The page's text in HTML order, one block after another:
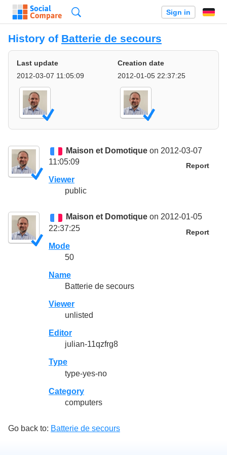
Sign in
History of Batterie de secours
Last update
2012-03-07 11:05:09
Creation date
2012-01-05 22:37:25
Maison et Domotique on 2012-03-07
11:05:09
Report
Viewer
public
Maison et Domotique on 2012-01-05
22:37:25
Report
Mode
50
Name
Batterie de secours
Viewer
unlisted
Editor
julian-11qzfrg8
Type
type-yes-no
Category
computers
Go back to: Batterie de secours